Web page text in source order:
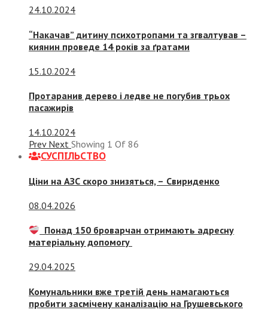
24.10.2024
“Накачав” дитину психотропами та згвалтував –
киянин проведе 14 років за ґратами
15.10.2024
Протаранив дерево і ледве не погубив трьох
пасажирів
14.10.2024
Prev Next Showing 1 Of 86
СУСПIЛЬСТВО
Ціни на АЗС скоро знизяться, – Свириденко
08.04.2026
Понад 150 броварчан отримають адресну
матеріальну допомогу
29.04.2025
Комунальники вже третій день намагаються
пробити засмічену каналізацію на Грушевського